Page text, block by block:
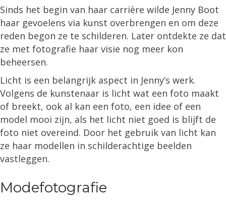
Sinds het begin van haar carrière wilde Jenny Boot
haar gevoelens via kunst overbrengen en om deze
reden begon ze te schilderen. Later ontdekte ze dat
ze met fotografie haar visie nog meer kon
beheersen.
Licht is een belangrijk aspect in Jenny’s werk.
Volgens de kunstenaar is licht wat een foto maakt
of breekt, ook al kan een foto, een idee of een
model mooi zijn, als het licht niet goed is blijft de
foto niet overeind. Door het gebruik van licht kan
ze haar modellen in schilderachtige beelden
vastleggen.
Modefotografie